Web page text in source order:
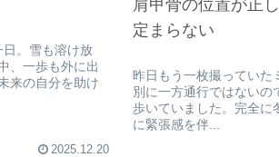
。雪も溶け放
、一歩も外に出
来の自分を助け
2025.12.20
肩甲骨の位置が正
定まらない
昨日もう一枚撮っていた
別に一方通行ではないの
歩いていました。完全に
に緊張感を伴...